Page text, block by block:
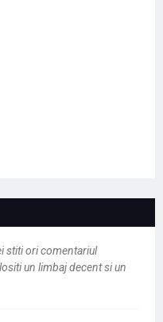
stiti ori comentariul
un limbaj decent si un